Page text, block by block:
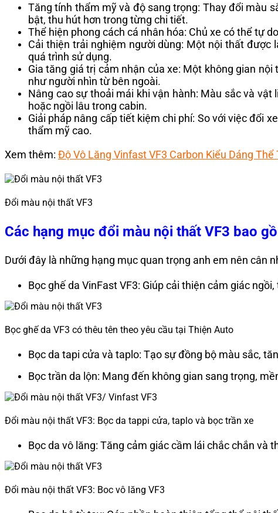
Tăng tính thẩm mỹ và độ sang trọng: Thay đổi màu
bật, thu hút hơn trong từng chi tiết.
Thể hiện phong cách cá nhân hóa: Chủ xe có thể tự
Cải thiện trải nghiệm người dùng: Một nội thất
quá trình sử dụng.
Gia tăng giá trị cảm nhận của xe: Một không gian
như người nhìn từ bên ngoài.
Nâng cao sự thoải mái khi vận hành: Màu sắc và
hoặc ngồi lâu trong cabin.
Giải pháp nâng cấp tiết kiệm chi phí: So với việc đổi
thẩm mỹ cao.
Xem thêm: Độ Vô Lăng Vinfast VF3 Carbon Kiểu Dáng
Đổi màu nội thất VF3
Các hạng mục đổi màu nội thất VF3 bao
Dưới đây là những hạng mục quan trọng anh em nên cân
Bọc ghế da VinFast VF3: Giúp cải thiện cảm giác
Bọc ghế da VF3 có thêu tên theo yêu cầu tại Thiện Auto
Bọc da tapi cửa và taplo: Tạo sự đồng bộ màu sắc,
Bọc trần da lộn: Mang đến không gian sang trọng,
Đổi màu nội thất VF3: Bọc da tappi cửa, taplo và bọc trần xe
Bọc da vô lăng: Tăng cảm giác cầm lái chắc chắn và
Đổi màu nội thất VF3: Boc vô lăng VF3